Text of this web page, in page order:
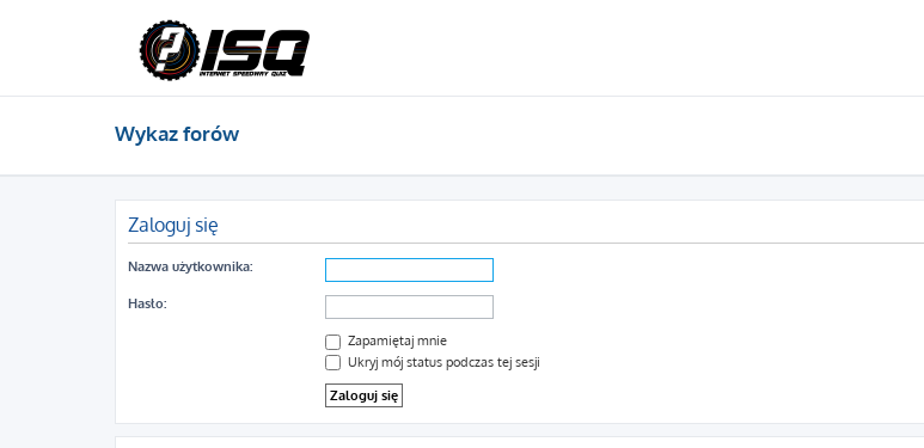
Wykaz forów
Zaloguj się
Nazwa użytkownika:
Hasło:
Zapamiętaj mnie
Ukryj mój status podczas tej sesji